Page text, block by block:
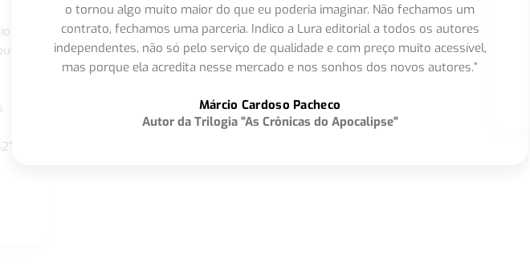
o tornou algo muito maior do que eu poderia imaginar. Não fechamos um
contrato, fechamos uma parceria. Indico a Lura editorial a todos os autores
independentes, não só pelo serviço de qualidade e com preço muito acessível,
mas porque ela acredita nesse mercado e nos sonhos dos novos autores.”
Márcio Cardoso Pacheco
Autor da Trilogia "As Crônicas do Apocalipse"